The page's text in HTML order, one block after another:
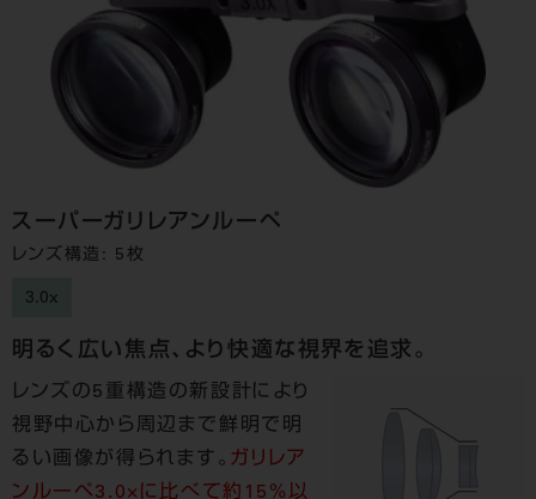
スーパーガリレアンルーペ
レンズ構造: 5枚
3.0x
明るく広い焦点、より快適な視界を追求。
レンズの5重構造の新設計により
視野中心から周辺まで鮮明で明
るい画像が得られます。 ガリレア
ンルーペ3.0×に比べて約15%以